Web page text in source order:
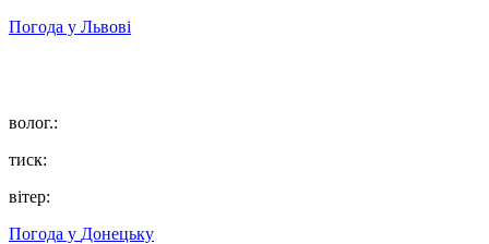
Погода у Львові
волог.:
тиск:
вітер:
Погода у Донецьку